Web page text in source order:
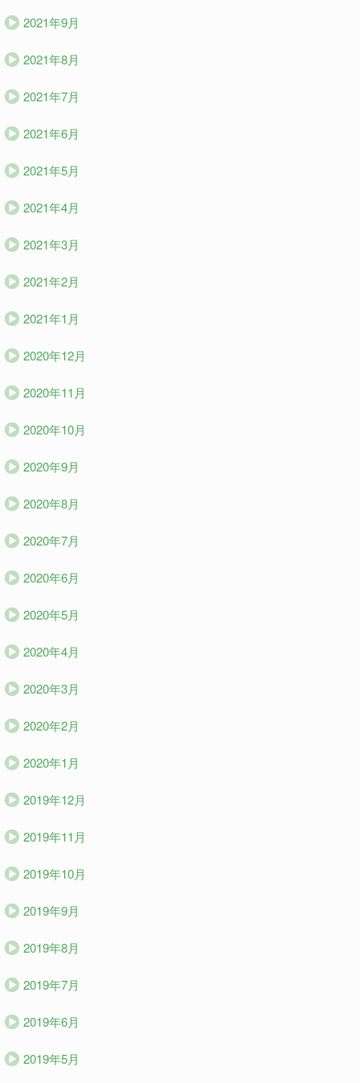
2021年9月
2021年8月
2021年7月
2021年6月
2021年5月
2021年4月
2021年3月
2021年2月
2021年1月
2020年12月
2020年11月
2020年10月
2020年9月
2020年8月
2020年7月
2020年6月
2020年5月
2020年4月
2020年3月
2020年2月
2020年1月
2019年12月
2019年11月
2019年10月
2019年9月
2019年8月
2019年7月
2019年6月
2019年5月